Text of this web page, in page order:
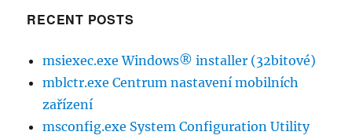
RECENT POSTS
msiexec.exe Windows® installer (32bitové)
mblctr.exe Centrum nastavení mobilních
zařízení
msconfig.exe System Configuration Utility